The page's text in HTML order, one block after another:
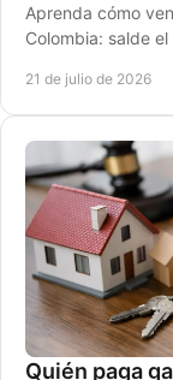
Aprenda cómo
Colombia: salde
21 de julio de 2026
Quién paga